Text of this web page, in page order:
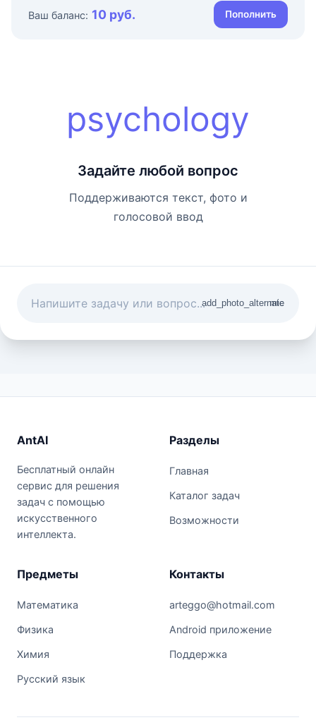
Ваш баланс: 10 руб. Пополнить
psychology
Задайте любой вопрос
Поддерживаются текст, фото и
голосовой ввод
add_photo_alternate
mic
AntAI
Бесплатный онлайн
сервис для решения
задач с помощью
искусственного
интеллекта.
Разделы
Главная
Каталог задач
Возможности
Предметы
Математика
Физика
Химия
Русский язык
Контакты
arteggo@hotmail.com
Android приложение
Поддержка